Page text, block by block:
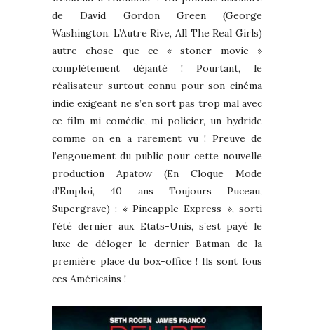
de David Gordon Green (George
Washington, L’Autre Rive, All The Real Girls)
autre chose que ce « stoner movie »
complètement déjanté ! Pourtant, le
réalisateur surtout connu pour son cinéma
indie exigeant ne s’en sort pas trop mal avec
ce film mi-comédie, mi-policier, un hydride
comme on en a rarement vu ! Preuve de
l’engouement du public pour cette nouvelle
production Apatow (En Cloque Mode
d’Emploi, 40 ans Toujours Puceau,
Supergrave) : « Pineapple Express », sorti
l’été dernier aux Etats-Unis, s’est payé le
luxe de déloger le dernier Batman de la
première place du box-office ! Ils sont fous
ces Américains !